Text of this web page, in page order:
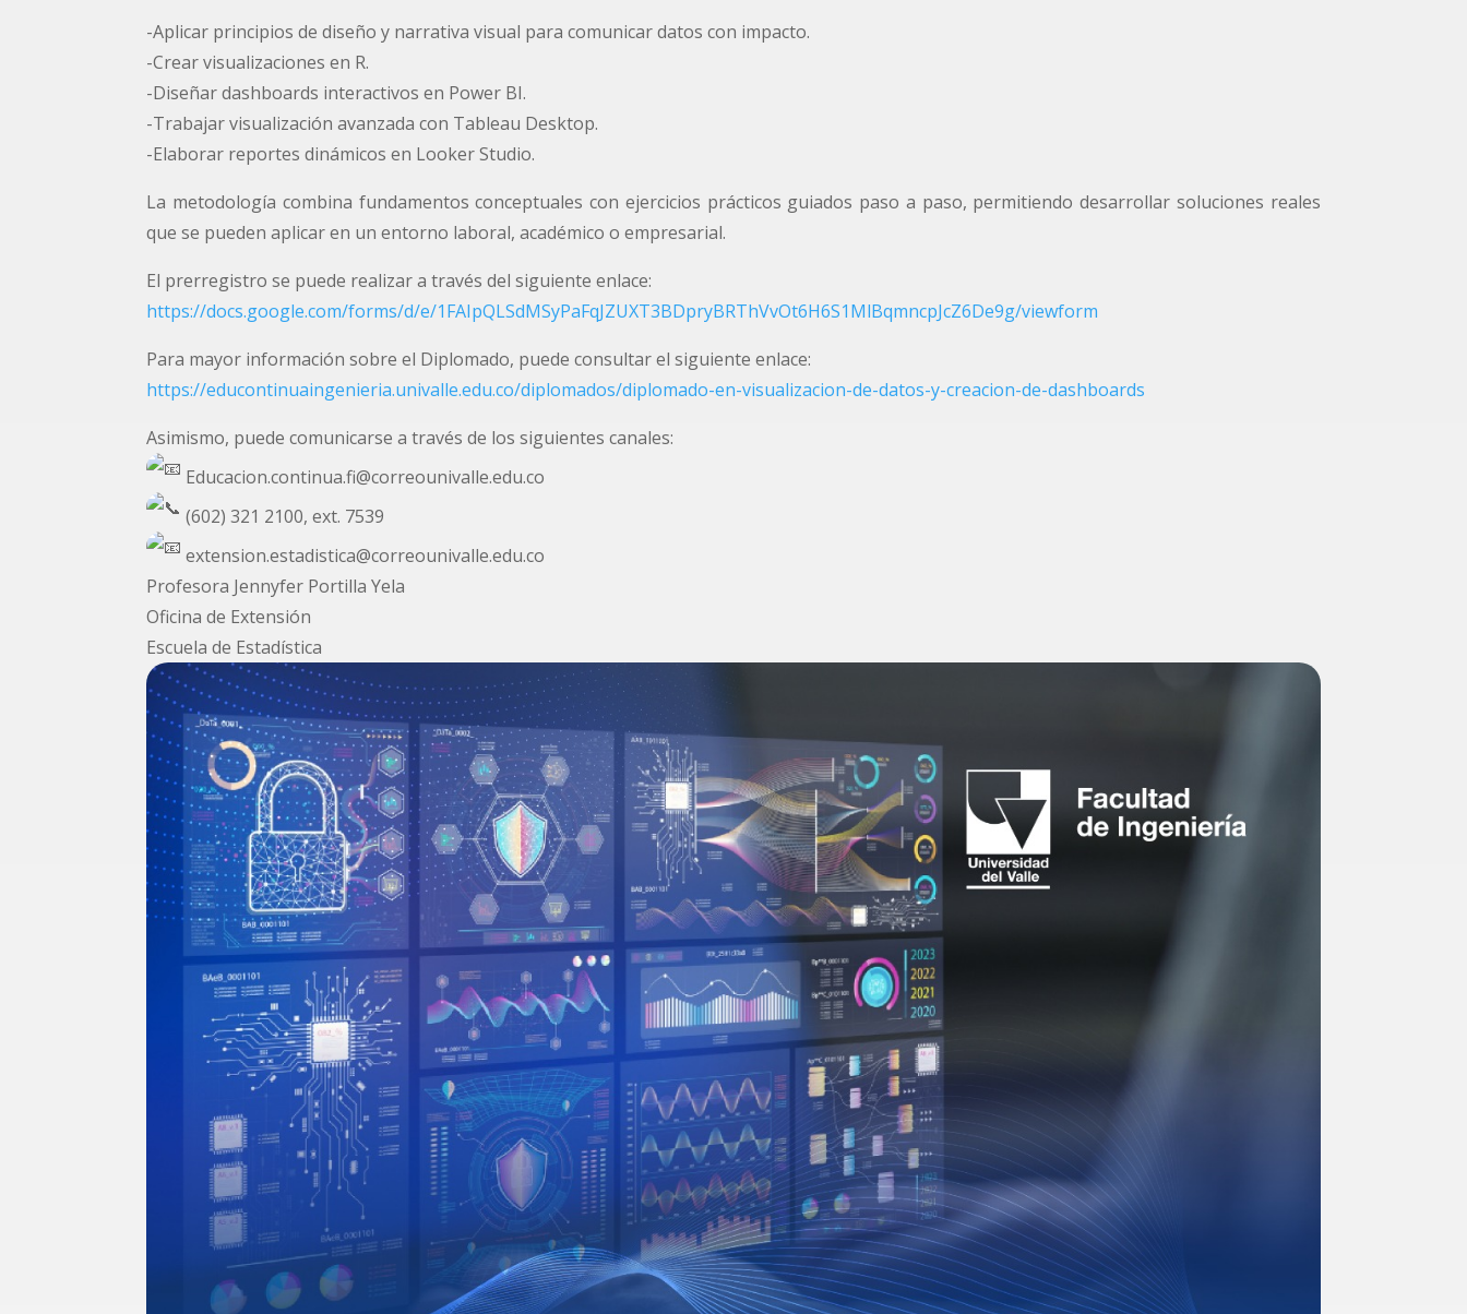
-Aplicar principios de diseño y narrativa visual para comunicar datos con impacto.
-Crear visualizaciones en R.
-Diseñar dashboards interactivos en Power BI.
-Trabajar visualización avanzada con Tableau Desktop.
-Elaborar reportes dinámicos en Looker Studio.
La metodología combina fundamentos conceptuales con ejercicios prácticos guiados paso a paso, permitiendo desarrollar soluciones reales
que se pueden aplicar en un entorno laboral, académico o empresarial.
El prerregistro se puede realizar a través del siguiente enlace:
https://docs.google.com/forms/d/e/1FAIpQLSdMSyPaFqJZUXT3BDpryBRThVvOt6H6S1MlBqmncpJcZ6De9g/viewform
Para mayor información sobre el Diplomado, puede consultar el siguiente enlace:
https://educontinuaingenieria.univalle.edu.co/diplomados/diplomado-en-visualizacion-de-datos-y-creacion-de-dashboards
Asimismo, puede comunicarse a través de los siguientes canales:
Educacion.continua.fi@correounivalle.edu.co
(602) 321 2100, ext. 7539
extension.estadistica@correounivalle.edu.co
Profesora Jennyfer Portilla Yela
Oficina de Extensión
Escuela de Estadística